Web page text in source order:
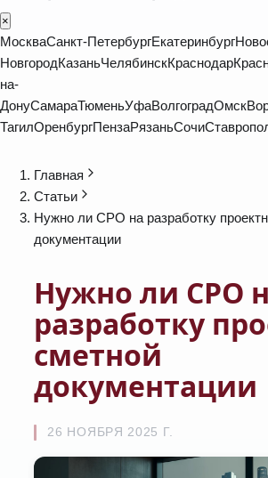
×
МоскваСанкт-ПетербургЕкатеринбург
НовгородКазаньЧелябинскКраснодар
на-
ДонуСамараТюменьУфаВолгоградОмск
ТагилОренбургПензаРязаньСочи
Главная
Статьи
Нужно ли СРО на разработку
документации
Нужно ли СРО
разработку
сметной
документации
26 НОЯБРЯ 2025 Г.